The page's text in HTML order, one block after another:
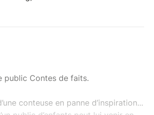
public Contes de faits.
conteuse en panne d’inspiration...